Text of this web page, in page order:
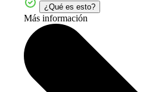
¿Qué es esto?
Más información